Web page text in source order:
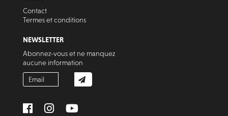
Contact
Termes et conditions
NEWSLETTER
Abonnez-vous et ne manquez
aucune information